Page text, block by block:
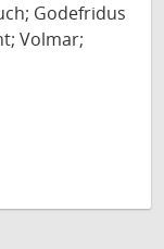
Godefridus
Volmar;